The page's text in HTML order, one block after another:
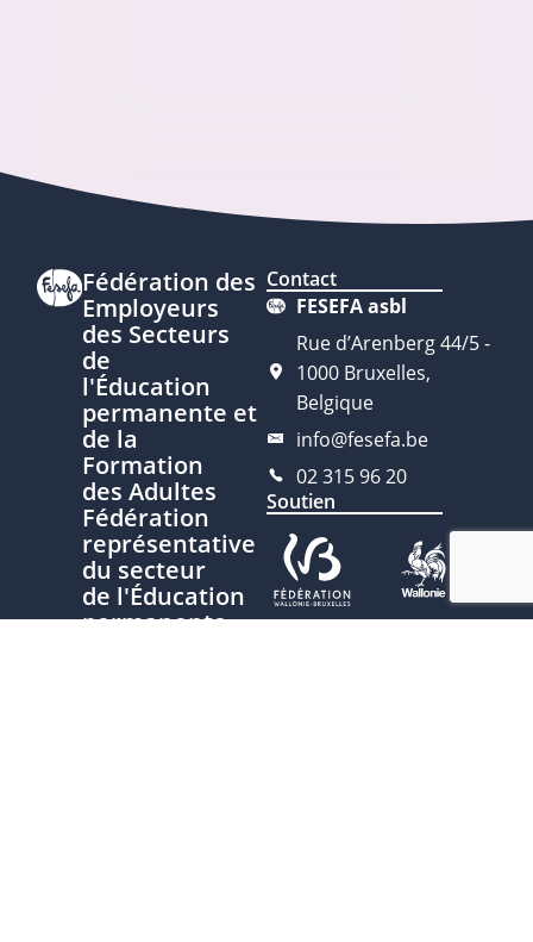
Fédération des
Employeurs
des Secteurs
de
l'Éducation
permanente et
de la
Formation
des Adultes
Fédération
représentative
du secteur
de l'Éducation
permanente
Contact
FESEFA asbl
Rue d’Arenberg 44/5 -
1000 Bruxelles,
Belgique
info@fesefa.be
02 315 96 20
Soutien